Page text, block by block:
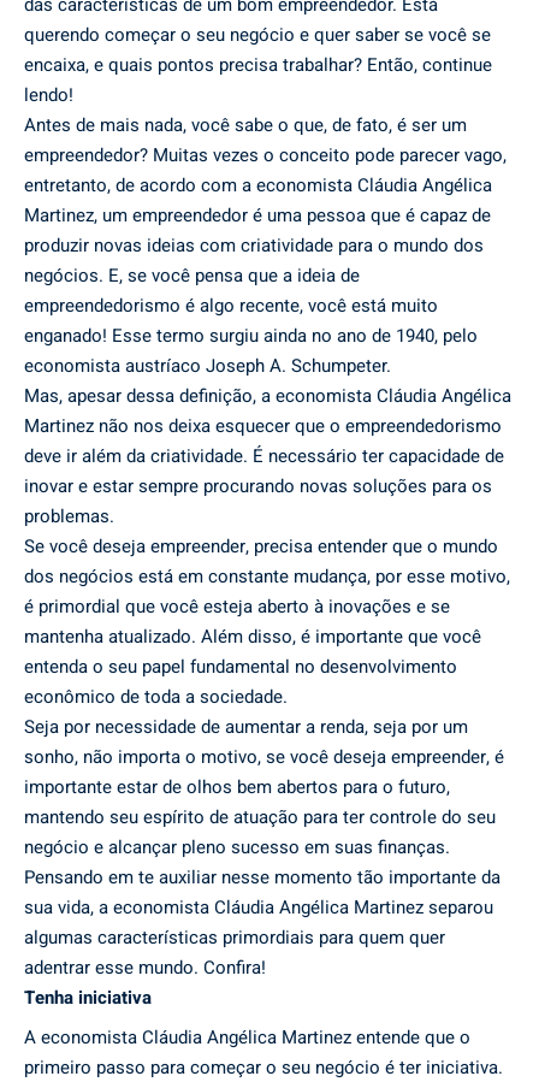
querendo começar o seu negócio e quer saber se você se
encaixa, e quais pontos precisa trabalhar? Então, continue
lendo!
Antes de mais nada, você sabe o que, de fato, é ser um
empreendedor? Muitas vezes o conceito pode parecer vago,
entretanto, de acordo com a economista Cláudia Angélica
Martinez, um empreendedor é uma pessoa que é capaz de
produzir novas ideias com criatividade para o mundo dos
negócios. E, se você pensa que a ideia de
empreendedorismo é algo recente, você está muito
enganado! Esse termo surgiu ainda no ano de 1940, pelo
economista austríaco Joseph A. Schumpeter.
Mas, apesar dessa definição, a economista Cláudia Angélica
Martinez não nos deixa esquecer que o empreendedorismo
deve ir além da criatividade. É necessário ter capacidade de
inovar e estar sempre procurando novas soluções para os
problemas.
Se você deseja empreender, precisa entender que o mundo
dos negócios está em constante mudança, por esse motivo,
é primordial que você esteja aberto à inovações e se
mantenha atualizado. Além disso, é importante que você
entenda o seu papel fundamental no desenvolvimento
econômico de toda a sociedade.
Seja por necessidade de aumentar a renda, seja por um
sonho, não importa o motivo, se você deseja empreender, é
importante estar de olhos bem abertos para o futuro,
mantendo seu espírito de atuação para ter controle do seu
negócio e alcançar pleno sucesso em suas finanças.
Pensando em te auxiliar nesse momento tão importante da
sua vida, a economista Cláudia Angélica Martinez separou
algumas características primordiais para quem quer
adentrar esse mundo. Confira!
Tenha iniciativa
A economista Cláudia Angélica Martinez entende que o
primeiro passo para começar o seu negócio é ter iniciativa.